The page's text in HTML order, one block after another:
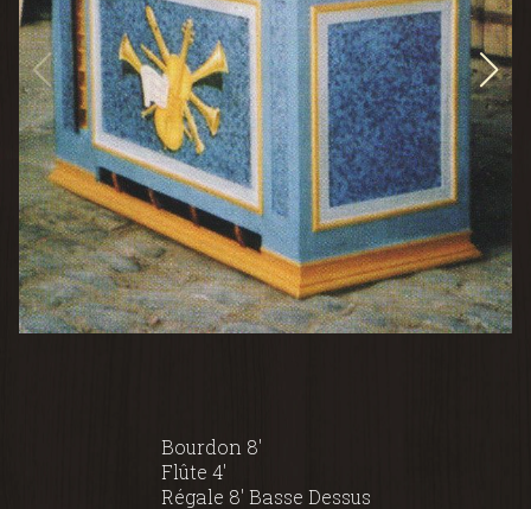
Bourdon 8'
Flûte 4'
Régale 8' Basse Dessus